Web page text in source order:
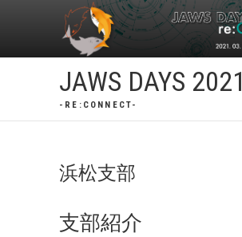
JAWS DAYS 2021
-RE:CONNECT-
浜松支部
支部紹介